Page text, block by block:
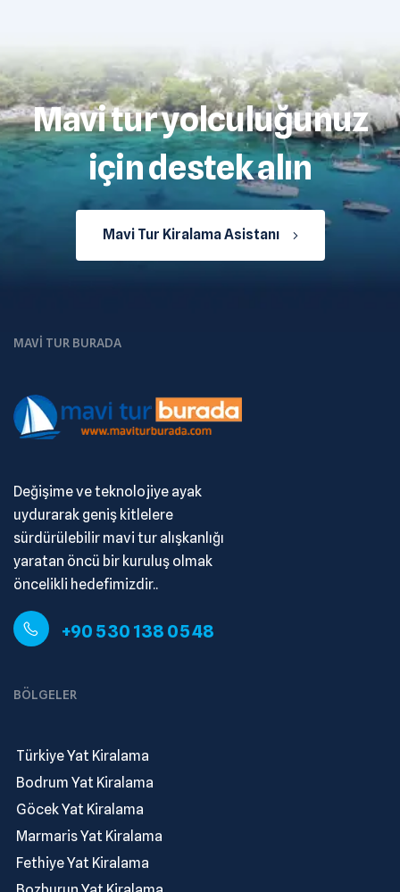
Mavi tur yolculuğunuz
için destek alın
Mavi Tur Kiralama Asistanı
MAVI TUR BURADA
Değişime ve teknolojiye ayak
uydurarak geniş kitlelere
sürdürülebilir mavi tur alışkanlığı
yaratan öncü bir kuruluş olmak
öncelikli hedefimizdir..
+90 530 138 05 48
BÖLGELER
Türkiye Yat Kiralama
Bodrum Yat Kiralama
Göcek Yat Kiralama
Marmaris Yat Kiralama
Fethiye Yat Kiralama